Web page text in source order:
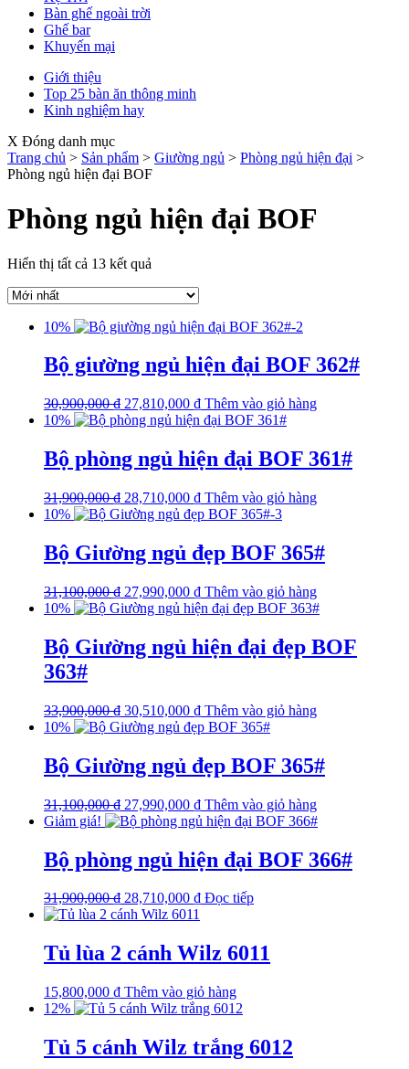
Bàn ghế ngoài trời
Ghế bar
Khuyến mại
Giới thiệu
Top 25 bàn ăn thông minh
Kinh nghiệm hay
X Đóng danh mục
Trang chủ > Sản phẩm > Giường ngủ > Phòng ngủ hiện đại >
Phòng ngủ hiện đại BOF
Phòng ngủ hiện đại BOF
Hiển thị tất cả 13 kết quả
10%
Bộ giường ngủ hiện đại BOF 362#
30,900,000₫ 27,810,000 ₫ Thêm vào giỏ hàng
10%
Bộ phòng ngủ hiện đại BOF 361#
31,900,000₫ 28,710,000 ₫ Thêm vào giỏ hàng
10%
Bộ Giường ngủ đẹp BOF 365#
31,100,000₫ 27,990,000 ₫ Thêm vào giỏ hàng
10%
Bộ Giường ngủ hiện đại đẹp BOF
363#
33,900,000₫ 30,510,000 ₫ Thêm vào giỏ hàng
10%
Bộ Giường ngủ đẹp BOF 365#
31,100,000₫ 27,990,000 ₫ Thêm vào giỏ hàng
Giảm giá!
Bộ phòng ngủ hiện đại BOF 366#
31,900,000₫ 28,710,000 ₫ Đọc tiếp
Tủ lùa 2 cánh Wilz 6011
15,800,000 ₫ Thêm vào giỏ hàng
12%
Tủ 5 cánh Wilz trắng 6012